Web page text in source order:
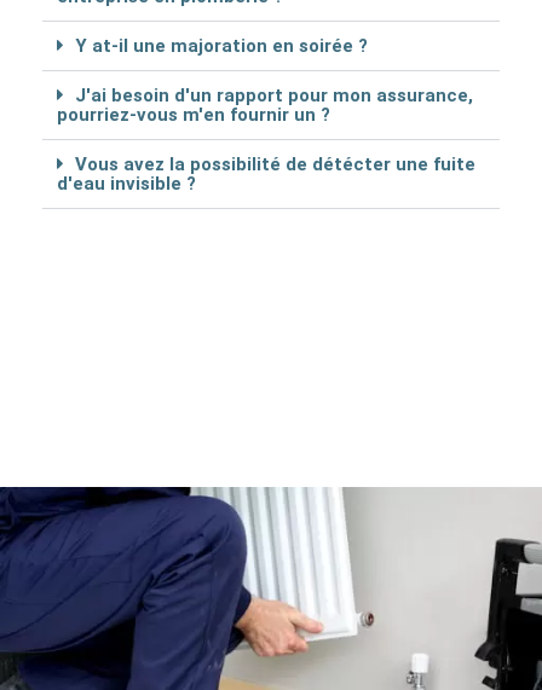
Y at-il une majoration en soirée ?
J'ai besoin d'un rapport pour mon assurance,
pourriez-vous m'en fournir un ?
Vous avez la possibilité de détécter une fuite
d'eau invisible ?